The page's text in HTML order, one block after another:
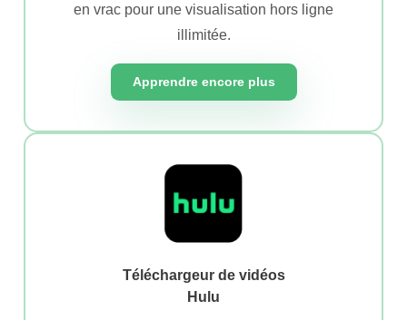
en vrac pour une visualisation hors ligne
illimitée.
Apprendre encore plus
Téléchargeur de vidéos
Hulu